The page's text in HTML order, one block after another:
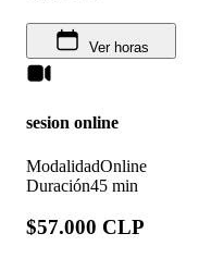
Ver horas
sesion online
ModalidadOnline
Duración45 min
$57.000 CLP